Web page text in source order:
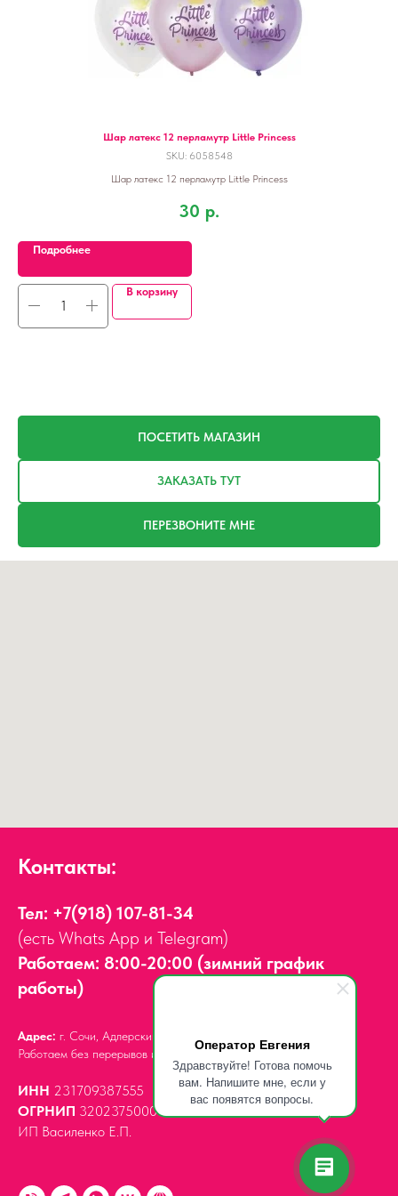
Оператор Евгения
Здравствуйте! Готова помочь
вам. Напишите мне, если у
вас появятся вопросы.
Шар латекс 12 перламутр Little Princess
SKU: 6058548
Шар латекс 12 перламутр Little Princess
30 р.
Подробнее
В корзину
ПОСЕТИТЬ МАГАЗИН
ЗАКАЗАТЬ ТУТ
ПЕРЕЗВОНИТЕ МНЕ
Контакты:
Тел: +7(918) 107-81-34
(есть Whats App и Telegram)
Работаем: 8:00-20:00 (зимний график
работы)
Адрес: г. Сочи, Адлерский район,
Работаем без перерывов и выходных.
ИНН 231709387555
ОГРНИП 320237500061539
ИП Василенко Е.П.